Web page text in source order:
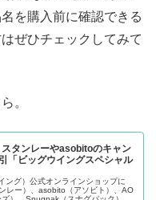
を購入前に確認できる
ぜひチェックしてみて
。
スタンレーやasobitoのキャン
「ビッグウイングスペシャル
ング）公式オンラインショップに
レー）、asobito（アソビト）、AO